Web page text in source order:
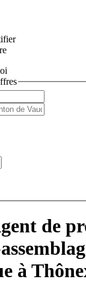
de
à